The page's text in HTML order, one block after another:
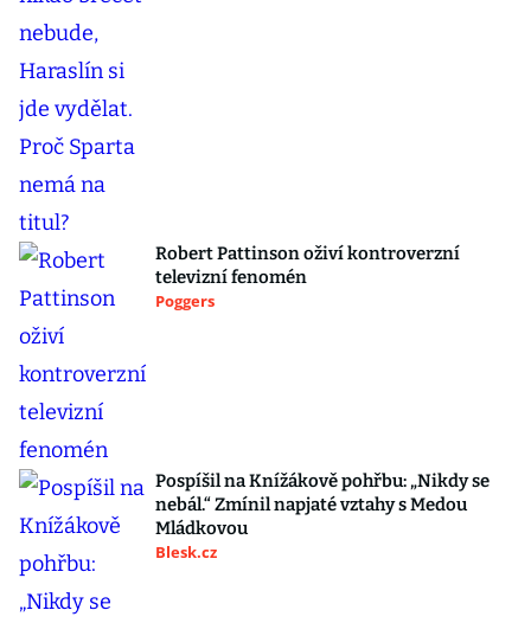
Robert Pattinson oživí kontroverzní
televizní fenomén
Poggers
Pospíšil na Knížákově pohřbu: „Nikdy se
nebál.“ Zmínil napjaté vztahy s Medou
Mládkovou
Blesk.cz